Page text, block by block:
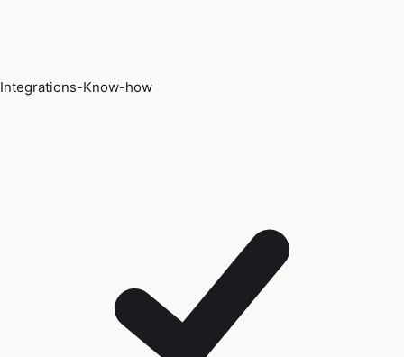
Integrations-Know-how